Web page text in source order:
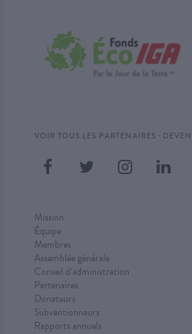
VOIR TOUS LES PARTENAIRES ·
Mission
Équipe
Membres
Assemblée générale
Conseil d’administration
Partenaires
Donateurs
Subventionneurs
Rapports annuels